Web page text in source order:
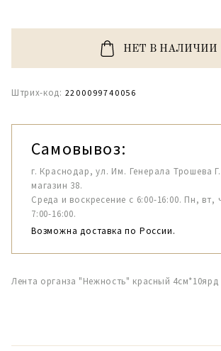
НЕТ В НАЛИЧИИ
Штрих-код: 2200099740056
Самовывоз:
г. Краснодар, ул. Им. Генерала Трошева
магазин 38.
Среда и воскресение с 6:00-16:00. Пн, вт,
7:00-16:00.
Возможна доставка по России.
Лента органза "Нежность" красный 4см*10ярд